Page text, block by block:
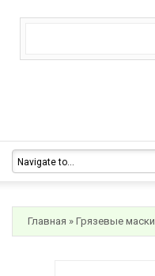
Главная » Грязевые маски